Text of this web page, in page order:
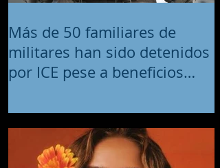
Más de 50 familiares de
militares han sido detenidos
por ICE pese a beneficios